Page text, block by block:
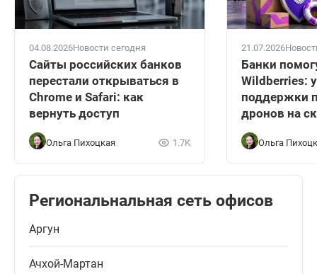
04.08.2026Новости сегодня
Сайты российских банков
перестали открываться в
Chrome и Safari: как
вернуть доступ
Ольга Пихоцкая 1.7K
21.07.2026
Банки
Wildberries:
поддержки
дронов на
Ольга
Региональнальная сеть офисов
Аргун
Ачхой-Мартан